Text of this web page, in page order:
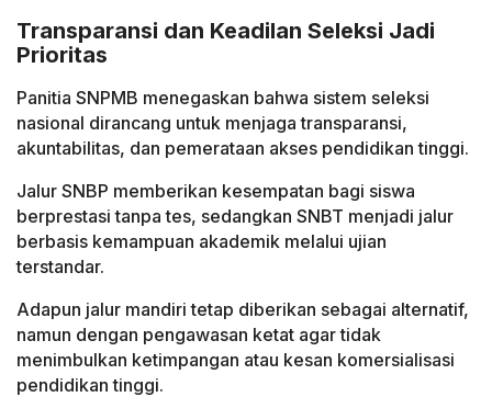
Transparansi dan Keadilan Seleksi Jadi
Prioritas
Panitia SNPMB menegaskan bahwa sistem seleksi
nasional dirancang untuk menjaga transparansi,
akuntabilitas, dan pemerataan akses pendidikan tinggi.
Jalur SNBP memberikan kesempatan bagi siswa
berprestasi tanpa tes, sedangkan SNBT menjadi jalur
berbasis kemampuan akademik melalui ujian
terstandar.
Adapun jalur mandiri tetap diberikan sebagai alternatif,
namun dengan pengawasan ketat agar tidak
menimbulkan ketimpangan atau kesan komersialisasi
pendidikan tinggi.